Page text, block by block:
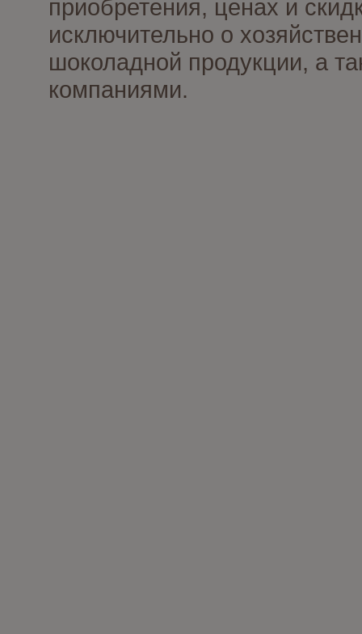
приобретения, ценах и
исключительно о
шоколадной продукции, а
компаниями.